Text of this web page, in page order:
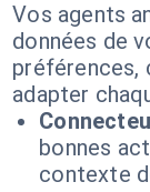
Vos agents
données de
préférences,
adapter
bonnes
contexte